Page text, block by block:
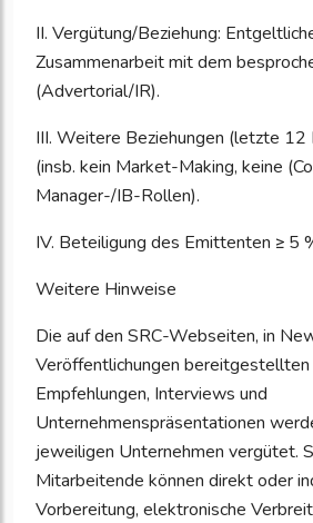
II. Vergütung/Beziehung:
Zusammenarbeit mit dem
(Advertorial/IR).
III. Weitere Beziehungen (letzte 12
(insb. kein Market-Making, keine
Manager-/IB-Rollen).
IV. Beteiligung des Emittenten ≥ 5
Weitere Hinweise
Die auf den SRC-Webseiten, in
Veröffentlichungen bereitgestellten
Empfehlungen, Interviews und
Unternehmenspräsentationen
jeweiligen Unternehmen vergütet.
Mitarbeitende können direkt oder
Vorbereitung, elektronische